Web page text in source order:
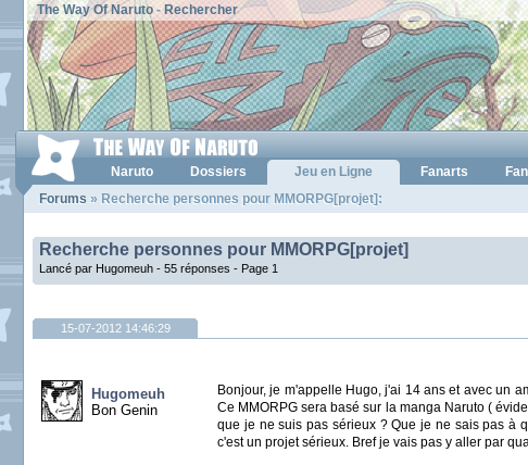
The Way Of Naruto- Rechercher
Naruto Dossiers Jeu en Ligne Fanarts
Forums » Recherche personnes pour MMORPG[projet]:
Recherche personnes pour MMORPG[projet]
Lancé par Hugomeuh - 55 réponses - Page 1
15-07-2012 14:46:29
Hugomeuh
Bon Genin
Bonjour, je m'appelle Hugo, j'ai 14 ans et avec un
Ce MMORPG sera basé sur la manga Naruto (
que je ne suis pas sérieux ? Que je ne sais pas à
c'est un projet sérieux. Bref je vais pas y aller par